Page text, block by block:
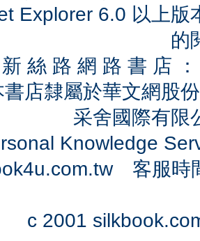
Explorer 6.0 以上
的
新 絲 路 網 路 書 店
書店隸屬於華文網股
采舍國際有
Knowledge
客服時
c 2001